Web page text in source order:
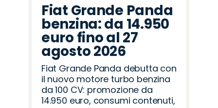
Fiat Grande Panda
benzina: da 14.950
euro fino al 27
agosto 2026
Fiat Grande Panda debutta con
il nuovo motore turbo benzina
da 100 CV: promozione da
14.950 euro, consumi contenuti,